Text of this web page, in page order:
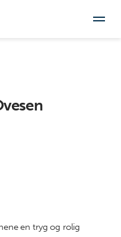
en tryg og rolig